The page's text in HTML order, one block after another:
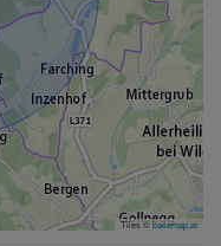
Tiles © basemap.at